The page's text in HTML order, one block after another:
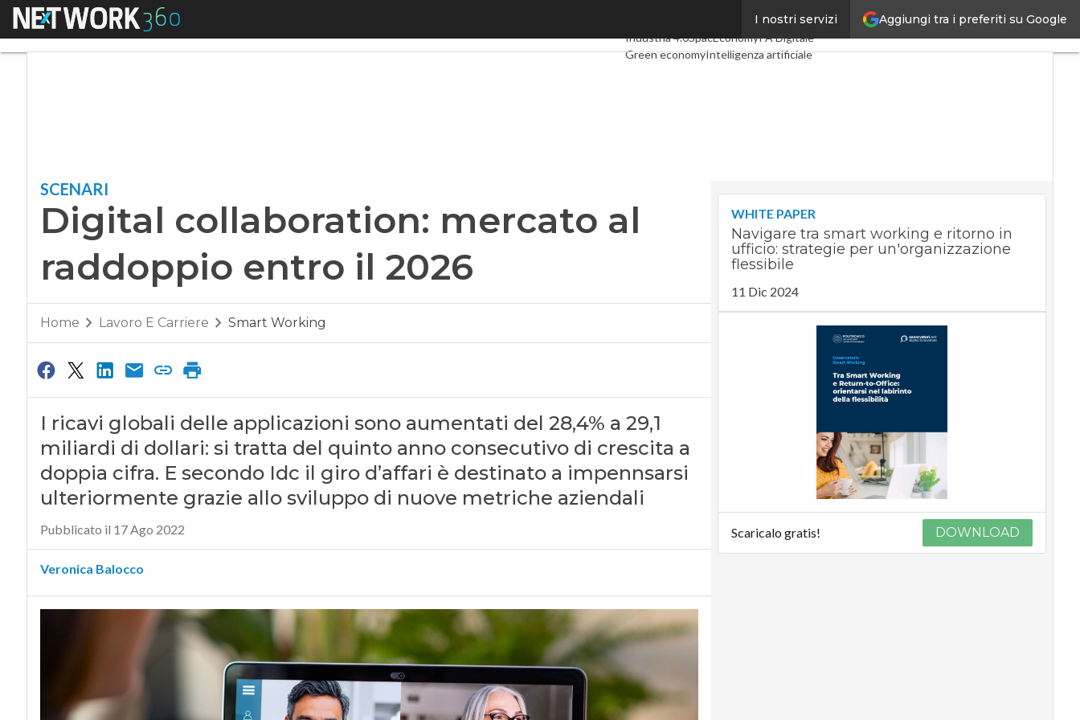
Aggiungi tra i preferiti su Google
I nostri servizi
Menu Digital EconomyTelco
Industria 4.0SpacEconomyPA Digitale
Green economyIntelligenza artificiale
SCENARI
Digital collaboration: mercato al
raddoppio entro il 2026
Home Lavoro E Carriere Smart Working
I ricavi globali delle applicazioni sono aumentati del 28,4% a 29,1
miliardi di dollari: si tratta del quinto anno consecutivo di crescita a
doppia cifra. E secondo Idc il giro d’affari è destinato a impennsarsi
ulteriormente grazie allo sviluppo di nuove metriche aziendali
Pubblicato il 17 Ago 2022
Veronica Balocco
WHITE PAPER
Navigare tra smart working e ritorno in
ufficio: strategie per un'organizzazione
flessibile
11 Dic 2024
Scaricalo gratis! DOWNLOAD